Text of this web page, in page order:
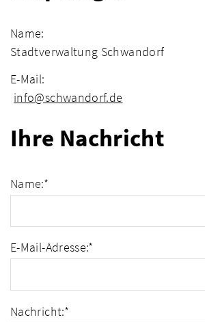
Name:
Stadtverwaltung Schwandorf
E-Mail:
info@schwandorf.de
Ihre Nachricht
Name:*
E-Mail-Adresse:*
Nachricht:*